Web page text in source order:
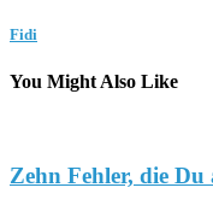
Fidi
You Might Also Like
Zehn Fehler, die Du